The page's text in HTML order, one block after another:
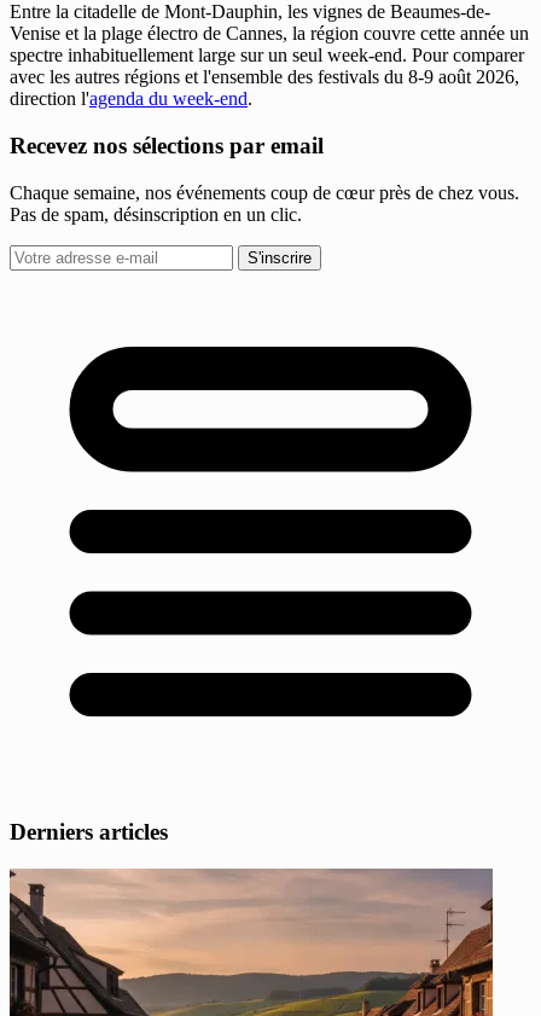
Entre la citadelle de Mont-Dauphin, les vignes de Beaumes-de-
Venise et la plage électro de Cannes, la région couvre cette année un
spectre inhabituellement large sur un seul week-end. Pour comparer
avec les autres régions et l'ensemble des festivals du 8-9 août 2026,
direction l'agenda du week-end.
Recevez nos sélections par email
Chaque semaine, nos événements coup de cœur près de chez vous.
Pas de spam, désinscription en un clic.
S'inscrire
Derniers articles